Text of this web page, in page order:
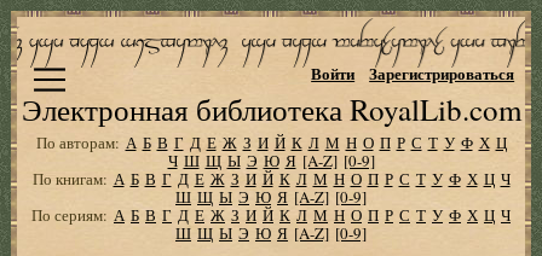
Электронная библиотека RoyalLib.com
Войти Зарегистрироваться
По авторам: А Б В Г Д Е Ж З И Й К Л М Н О П Р С Т У Ф Х Ц
Ч Ш Щ Ы Э Ю Я [A-Z] [0-9]
По книгам: А Б В Г Д Е Ж З И Й К Л М Н О П Р С Т У Ф Х Ц Ч
Ш Щ Ы Э Ю Я [A-Z] [0-9]
По сериям: А Б В Г Д Е Ж З И Й К Л М Н О П Р С Т У Ф Х Ц Ч
Ш Щ Ы Э Ю Я [A-Z] [0-9]